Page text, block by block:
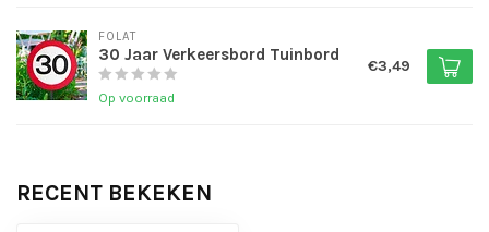
FOLAT
30 Jaar Verkeersbord Tuinbord
Op voorraad
€3,49
RECENT BEKEKEN